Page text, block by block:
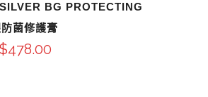
BG PROTECTING
菌修護膏
$478.00